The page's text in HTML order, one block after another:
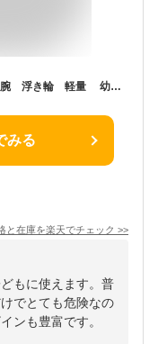
2個セット 全16色 アームリング 子供用 腕 浮き輪 軽量 幼児 プール 2〜6歳 パドルジャンパー 水着型救命胴衣 便利 ライフジャケット 浮き輪 強い浮力 水泳練習用具 水遊び スイミング 補助具 男女兼用 フリーサイズ
みる
と在庫を楽天でチェック >>
もに使えます。普
でとても危険なの
ンも豊富です。